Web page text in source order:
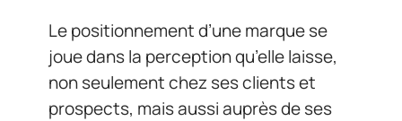
Le positionnement d’une marque se
joue dans la perception qu’elle laisse,
non seulement chez ses clients et
prospects, mais aussi auprès de ses